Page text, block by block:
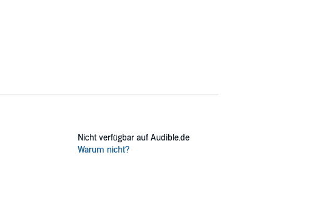
Nicht verfügbar auf Audible.de
Warum nicht?